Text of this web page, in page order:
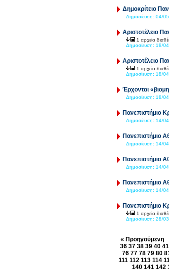
Δημοκρίτειο
Δημοσίευση: 04/
Αριστοτέλειο
1 αρχεία
Δημοσίευση: 18/
Αριστοτέλειο
1 αρχεία
Δημοσίευση: 18/
Έρχονται
Δημοσίευση: 18/
Πανεπιστήμιο
Δημοσίευση: 14/
Πανεπιστήμιο
Δημοσίευση: 14/
Πανεπιστήμιο
Δημοσίευση: 14/
Πανεπιστήμιο
Δημοσίευση: 14/
Πανεπιστήμιο
1 αρχεία
Δημοσίευση: 28/
« Προηγούμενη
36 37 38 39 40 41
76 77 78 79 80
111 112 113 114
140 141 142